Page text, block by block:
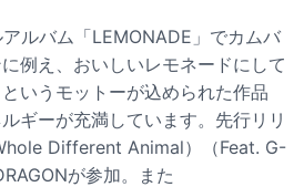
ルバム「LEMONADE」でカムバ
例え、おいしいレモネードにして
いうモットーが込められた作品
ギーが充満しています。先行リリ
Different Animal）（Feat. G-
が参加。また